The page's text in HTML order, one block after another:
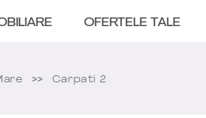
OFERTELE TALE
Carpati 2